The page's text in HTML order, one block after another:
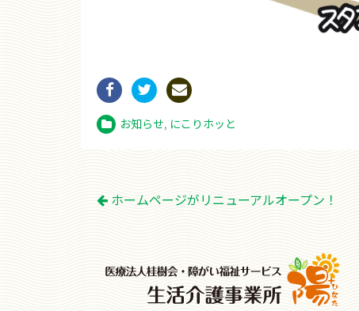
お知らせ, にこりホッと
投
ビ
ホームページがリニューアルオープン！